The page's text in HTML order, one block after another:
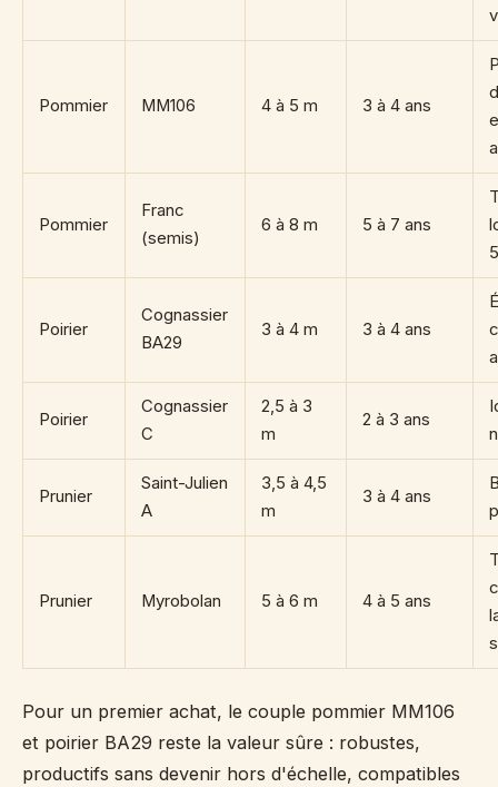
Pommier MM106 4 à 5 m 3 à 4 ans
Pommier
Franc
(semis)
6 à 8 m 5 à 7 ans
Poirier
Cognassier
BA29
3 à 4 m 3 à 4 ans
Poirier
Cognassier
C
2,5 à 3
m
2 à 3 ans
Prunier
Saint-Julien
A
3,5 à 4,5
m
3 à 4 ans
Prunier Myrobolan 5 à 6 m 4 à 5 ans
Pour un premier achat, le couple pommier MM106
et poirier BA29 reste la valeur sûre : robustes,
productifs sans devenir hors d'échelle, compatibles